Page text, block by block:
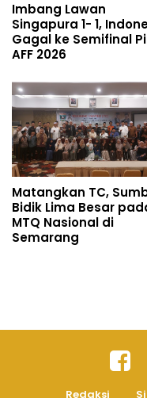
Imbang Lawan
Singapura 1- 1,
Gagal ke Semifinal
AFF 2026
Matangkan TC,
Bidik Lima Besar
MTQ Nasional di
Semarang
Redaksi